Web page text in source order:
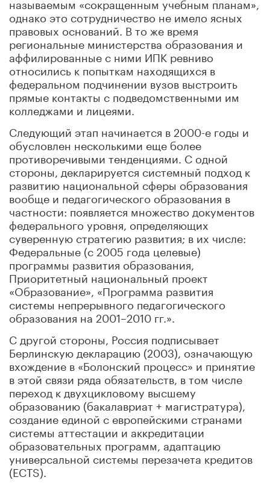
однако это сотрудничество не имело ясных
правовых оснований. В то же время
региональные министерства образования и
аффилированные с ними ИПК ревниво
относились к попыткам находящихся в
федеральном подчинении вузов выстроить
прямые контакты с подведомственными им
колледжами и лицеями.
Следующий этап начинается в 2000-е годы и
обусловлен несколькими еще более
противоречивыми тенденциями. С одной
стороны, декларируется системный подход к
развитию национальной сферы образования
вообще и педагогического образования в
частности: появляется множество документов
федерального уровня, определяющих
суверенную стратегию развития; в их числе:
Федеральные (с 2005 года целевые)
программы развития образования,
Приоритетный национальный проект
«Образование», «Программа развития
системы непрерывного педагогического
образования на 2001–2010 гг.».
С другой стороны, Россия подписывает
Берлинскую декларацию (2003), означающую
вхождение в «Болонский процесс» и принятие
в этой связи ряда обязательств, в том числе
переход к двухцикловому высшему
образованию (бакалавриат + магистратура),
создание единой с европейскими странами
системы аттестации и аккредитации
образовательных программ, адаптацию
универсальной системы перезачета кредитов
(ECTS).